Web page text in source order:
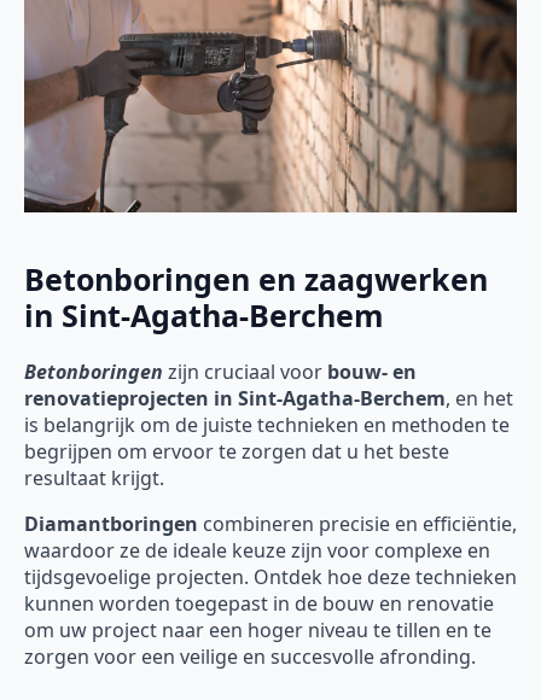
Betonboringen en zaagwerken
in Sint-Agatha-Berchem
Betonboringen zijn cruciaal voor bouw- en
renovatieprojecten in Sint-Agatha-Berchem, en het
is belangrijk om de juiste technieken en methoden te
begrijpen om ervoor te zorgen dat u het beste
resultaat krijgt.
Diamantboringen combineren precisie en efficiëntie,
waardoor ze de ideale keuze zijn voor complexe en
tijdsgevoelige projecten. Ontdek hoe deze technieken
kunnen worden toegepast in de bouw en renovatie
om uw project naar een hoger niveau te tillen en te
zorgen voor een veilige en succesvolle afronding.